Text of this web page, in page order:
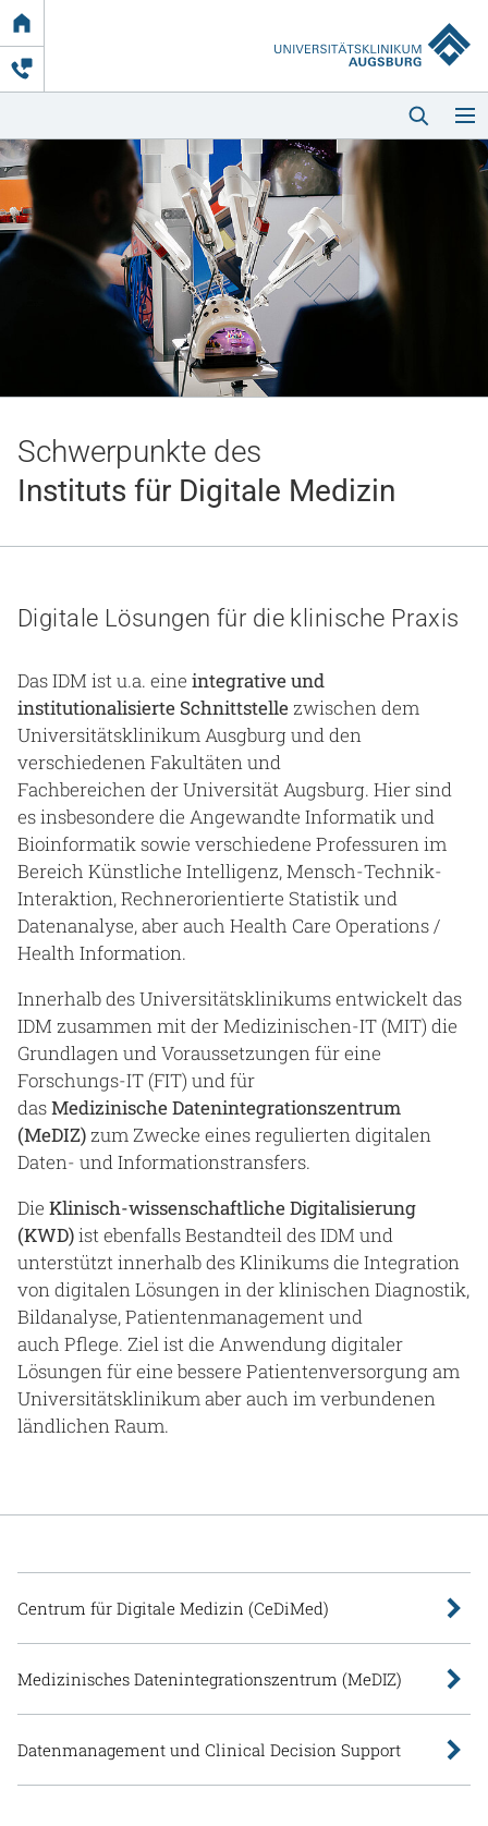
Link
zur
Startseite
Kliniken & Einrichtungen
Beruf & Karriere
Notaufnahme
Anreise
Schwerpunkte des
Instituts für Digitale Medizin
Digitale Lösungen für die klinische Praxis
Das IDM ist u.a. eine integrative und
institutionalisierte Schnittstelle zwischen dem
Universitätsklinikum Ausgburg und den
verschiedenen Fakultäten und
Fachbereichen der Universität Augsburg. Hier sind
es insbesondere die Angewandte Informatik und
Bioinformatik sowie verschiedene Professuren im
Bereich Künstliche Intelligenz, Mensch-Technik-
Interaktion, Rechnerorientierte Statistik und
Datenanalyse, aber auch Health Care Operations /
Health Information.
Innerhalb des Universitätsklinikums entwickelt das
IDM zusammen mit der Medizinischen-IT (MIT) die
Grundlagen und Voraussetzungen für eine
Forschungs-IT (FIT) und für
dasMedizinische Datenintegrationszentrum
(MeDIZ) zum Zwecke eines regulierten digitalen
Daten- und Informationstransfers.
Die Klinisch-wissenschaftliche Digitalisierung
(KWD)ist ebenfalls Bestandteil des IDM und
unterstützt innerhalb des Klinikums die Integration
von digitalen Lösungen in der klinischen Diagnostik,
Bildanalyse, Patientenmanagement und
auch Pflege. Ziel ist die Anwendung digitaler
Lösungen für eine bessere Patientenversorgung am
Universitätsklinikum aber auch im verbundenen
ländlichen Raum.
Centrum für Digitale Medizin (CeDiMed)
Medizinisches Datenintegrationszentrum (MeDIZ)
Datenmanagement und Clinical Decision Support